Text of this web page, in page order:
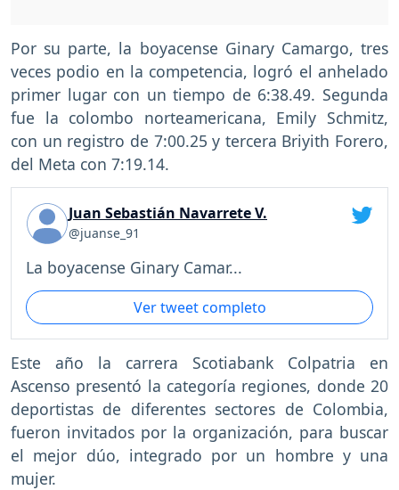
Por su parte, la boyacense Ginary Camargo, tres
veces podio en la competencia, logró el anhelado
primer lugar con un tiempo de 6:38.49. Segunda
fue la colombo norteamericana, Emily Schmitz,
con un registro de 7:00.25 y tercera Briyith Forero,
del Meta con 7:19.14.
Juan Sebastián Navarrete V.
@juanse_91
La boyacense Ginary Camar...
Ver tweet completo
Este año la carrera Scotiabank Colpatria en
Ascenso presentó la categoría regiones, donde 20
deportistas de diferentes sectores de Colombia,
fueron invitados por la organización, para buscar
el mejor dúo, integrado por un hombre y una
mujer.